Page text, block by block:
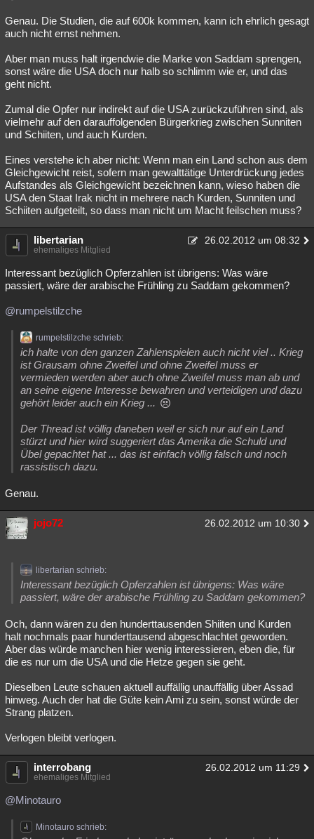
Genau. Die Studien, die auf 600k kommen, kann ich ehrlich gesagt
auch nicht ernst nehmen.
Aber man muss halt irgendwie die Marke von Saddam sprengen,
sonst wäre die USA doch nur halb so schlimm wie er, und das
geht nicht.
Zumal die Opfer nur indirekt auf die USA zurückzuführen sind, als
vielmehr auf den darauffolgenden Bürgerkrieg zwischen Sunniten
und Schiiten, und auch Kurden.
Eines verstehe ich aber nicht: Wenn man ein Land schon aus dem
Gleichgewicht reist, sofern man gewalttätige Unterdrückung jedes
Aufstandes als Gleichgewicht bezeichnen kann, wieso haben die
USA den Staat Irak nicht in mehrere nach Kurden, Sunniten und
Schiiten aufgeteilt, so dass man nicht um Macht feilschen muss?
libertarian 26.02.2012 um 08:32
ehemaliges Mitglied
Interessant bezüglich Opferzahlen ist übrigens: Was wäre
passiert, wäre der arabische Frühling zu Saddam gekommen?
@rumpelstilzche
rumpelstilzche schrieb:
ich halte von den ganzen Zahlenspielen auch nicht viel .. Krieg
ist Grausam ohne Zweifel und ohne Zweifel muss er
vermieden werden aber auch ohne Zweifel muss man ab und
an seine eigene Interesse bewahren und verteidigen und dazu
gehört leider auch ein Krieg ...
Der Thread ist völlig daneben weil er sich nur auf ein Land
stürzt und hier wird suggeriert das Amerika die Schuld und
Übel gepachtet hat ... das ist einfach völlig falsch und noch
rassistisch dazu.
Genau.
jojo72 26.02.2012 um 10:30
libertarian schrieb:
Interessant bezüglich Opferzahlen ist übrigens: Was wäre
passiert, wäre der arabische Frühling zu Saddam gekommen?
Och, dann wären zu den hunderttausenden Shiiten und Kurden
halt nochmals paar hunderttausend abgeschlachtet geworden.
Aber das würde manchen hier wenig interessieren, eben die, für
die es nur um die USA und die Hetze gegen sie geht.
Dieselben Leute schauen aktuell auffällig unauffällig über Assad
hinweg. Auch der hat die Güte kein Ami zu sein, sonst würde der
Strang platzen.
Verlogen bleibt verlogen.
interrobang 26.02.2012 um 11:29
ehemaliges Mitglied
@Minotauro
Minotauro schrieb: